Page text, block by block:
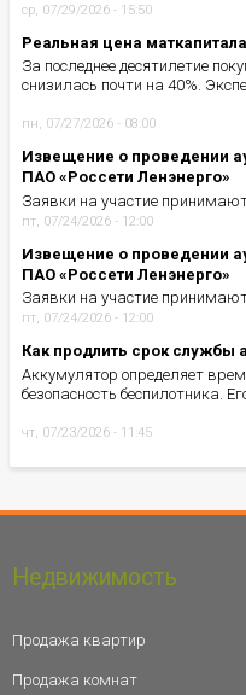
ср, 07/29/2026 - 15:50
Реальная цена
За последнее десятилетие
снизилась почти на 40%.
пн, 07/27/2026 - 08:00
Извещение о проведении
ПАО «Россети Ленэнерго»
Заявки на участие
пт, 07/24/2026 - 12:00
Извещение о проведении
ПАО «Россети Ленэнерго»
Заявки на участие
пт, 07/24/2026 - 12:00
Как продлить срок службы
Аккумулятор определяет
безопасность беспилотника.
чт, 07/23/2026 - 11:45
Недвижимость
Продажа квартир
Продажа комнат